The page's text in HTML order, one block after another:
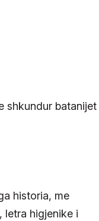
shkundur batanijet
historia, me
letra higjenike i